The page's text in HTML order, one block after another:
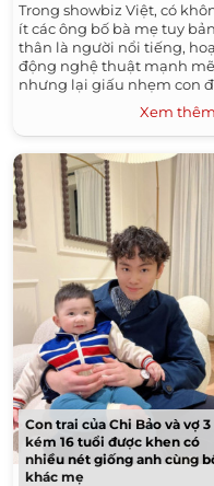
Trong showbiz Việt, có
ít các ông bố bà mẹ tuy bản
thân là người nổi tiếng,
động nghệ thuật mạnh mẽ
nhưng lại giấu nhẹm con
nhiều lý do riêng. Họ không
cho con xuất hiện...
Xem thêm
Con trai của Chi Bảo và vợ 3
kém 16 tuổi được khen có
nhiều nét giống anh cùng
khác mẹ